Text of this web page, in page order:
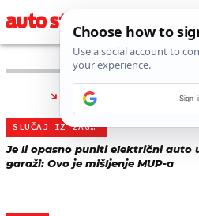
PRONAĐENO 10
SLUČAJ IZ ZAGREBA
Je li opasno puniti električni auto
garaži: Ovo je mišljenje MUP-a
Sign